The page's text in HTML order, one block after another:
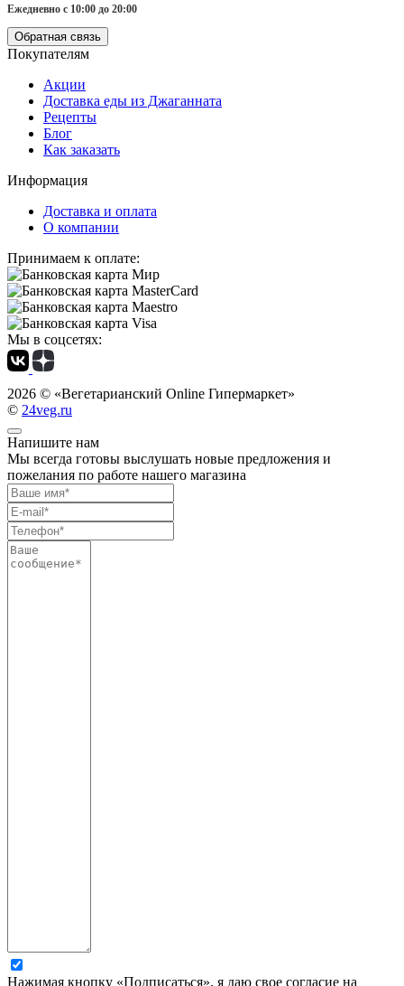
Ежедневно с 10:00 до 20:00
Обратная связь
Покупателям
Акции
Доставка еды из Джаганната
Рецепты
Блог
Как заказать
Информация
Доставка и оплата
О компании
Принимаем к оплате:
Мы в соцсетях:
2026 © «Вегетарианский Online Гипермаркет»
© 24veg.ru
Напишите нам
Мы всегда готовы выслушать новые предложения и
пожелания по работе нашего магазина
Нажимая кнопку «Подписаться», я даю свое согласие на